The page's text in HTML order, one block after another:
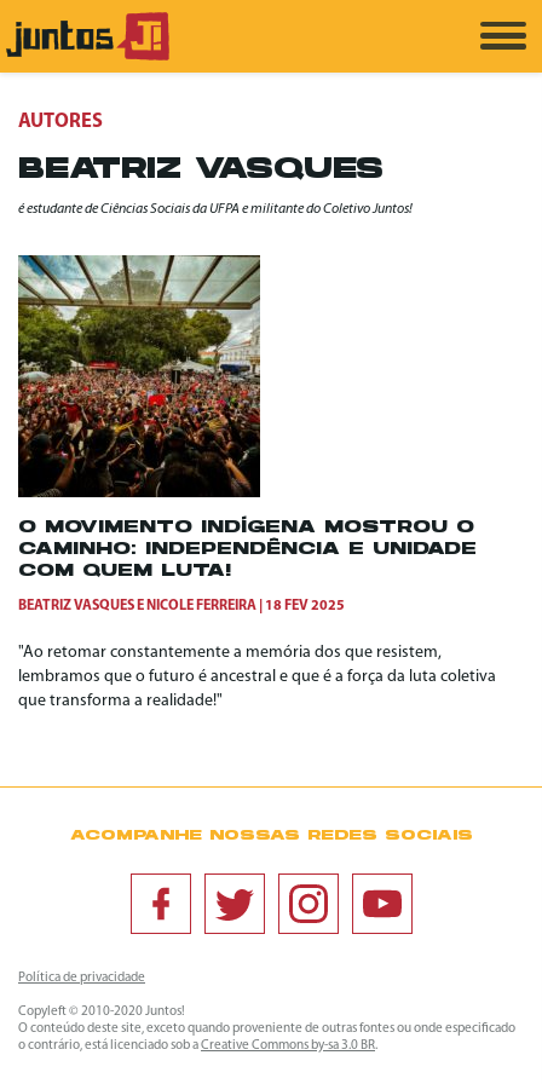
AUTORES
BEATRIZ VASQUES
é estudante de Ciências Sociais da UFPA e militante do Coletivo Juntos!
O MOVIMENTO INDÍGENA MOSTROU O
CAMINHO: INDEPENDÊNCIA E UNIDADE
COM QUEM LUTA!
BEATRIZ VASQUES E NICOLE FERREIRA 18 FEV 2025
"Ao retomar constantemente a memória dos que resistem,
lembramos que o futuro é ancestral e que é a força da luta coletiva
que transforma a realidade!"
ACOMPANHE NOSSAS REDES SOCIAIS
Política de privacidade
Copyleft © 2010-2020 Juntos!
O conteúdo deste site, exceto quando proveniente de outras fontes ou onde especificado
o contrário, está licenciado sob aCreative Commons by-sa 3.0 BR.